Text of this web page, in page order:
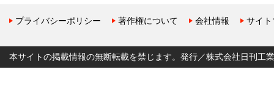
プライバシーポリシー 著作権について 会社情報 サイ
本サイトの掲載情報の無断転載を禁じます。発行／株式会社日刊